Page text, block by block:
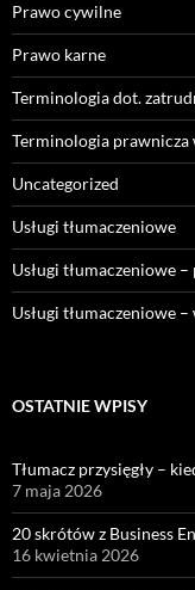
Prawo cywilne
Prawo karne
Terminologia dot.
Terminologia prawnicza
Uncategorized
Usługi tłumaczeniowe
Usługi tłumaczeniowe
Usługi tłumaczeniowe
OSTATNIE WPISY
Tłumacz przysięgły –
7 maja 2026
20 skrótów z Business
16 kwietnia 2026